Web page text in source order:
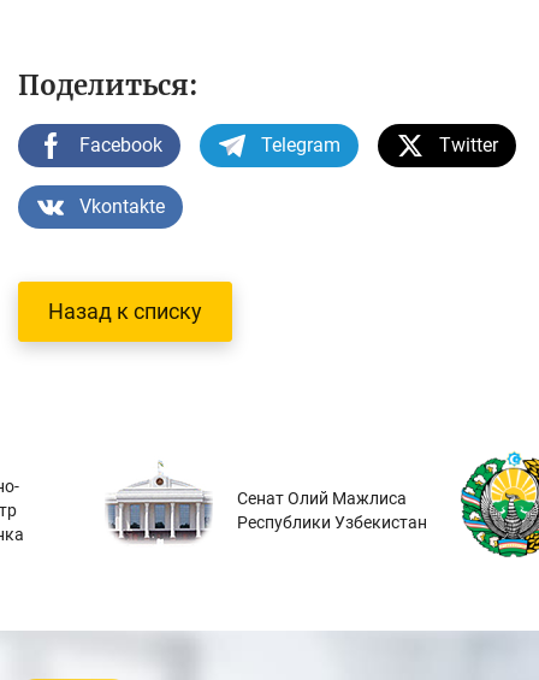
Поделиться:
Facebook Telegram Twitter
Vkontakte
Назад к списку
Сенат Олий Мажлиса
Республики Узбекистан